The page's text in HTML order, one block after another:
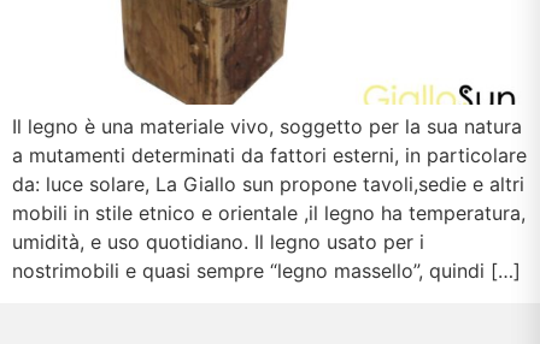
Il legno è una materiale vivo, soggetto per la sua natura
a mutamenti determinati da fattori esterni, in particolare
da: luce solare, La Giallo sun propone tavoli,sedie e altri
mobili in stile etnico e orientale ,il legno ha temperatura,
umidità, e uso quotidiano. Il legno usato per i
nostrimobili e quasi sempre “legno massello”, quindi […]